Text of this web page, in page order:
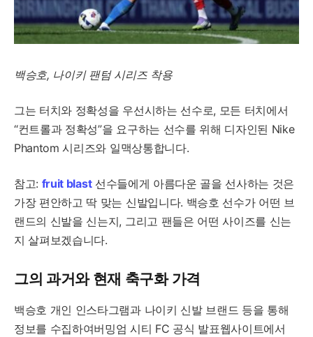
백승호, 나이키 팬텀 시리즈 착용
그는 터치와 정확성을 우선시하는 선수로, 모든 터치에서
“컨트롤과 정확성”을 요구하는 선수를 위해 디자인된 Nike
Phantom 시리즈와 일맥상통합니다.
참고: fruit blast선수들에게 아름다운 골을 선사하는 것은
가장 편안하고 딱 맞는 신발입니다. 백승호 선수가 어떤 브
랜드의 신발을 신는지, 그리고 팬들은 어떤 사이즈를 신는
지 살펴보겠습니다.
그의 과거와 현재 축구화 가격
백승호 개인 인스타그램과 나이키 신발 브랜드 등을 통해
정보를 수집하여버밍엄 시티 FC 공식 발표웹사이트에서